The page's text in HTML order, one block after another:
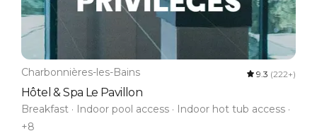
Charbonnières-les-Bains 9.3 (222+)
Hôtel & Spa Le Pavillon
Breakfast · Indoor pool access · Indoor hot tub access ·
+8